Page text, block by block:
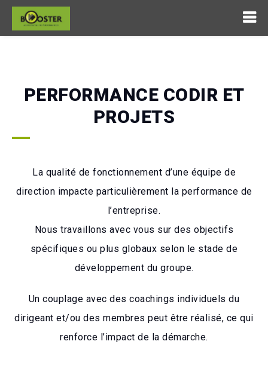
PERFORMANCE CODIR ET
PROJETS
La qualité de fonctionnement d’une équipe de
direction impacte particulièrement la performance de
l’entreprise.
Nous travaillons avec vous sur des objectifs
spécifiques ou plus globaux selon le stade de
développement du groupe.
Un couplage avec des coachings individuels du
dirigeant et/ou des membres peut être réalisé, ce qui
renforce l’impact de la démarche.